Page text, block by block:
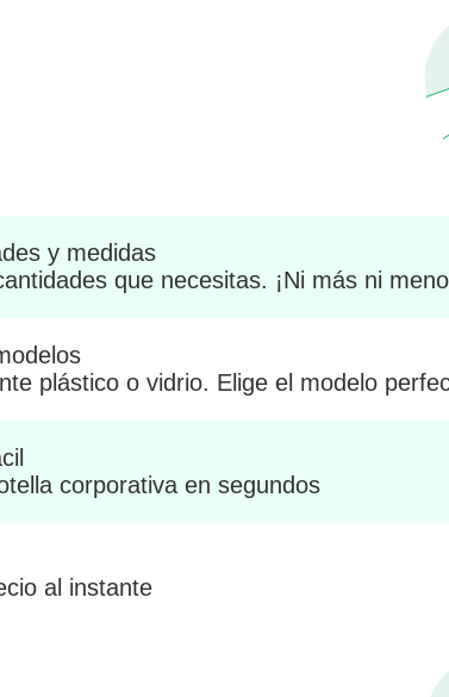
y medidas
que necesitas. ¡Ni más ni
plástico o vidrio. Elige el modelo
corporativa en segundos
al instante